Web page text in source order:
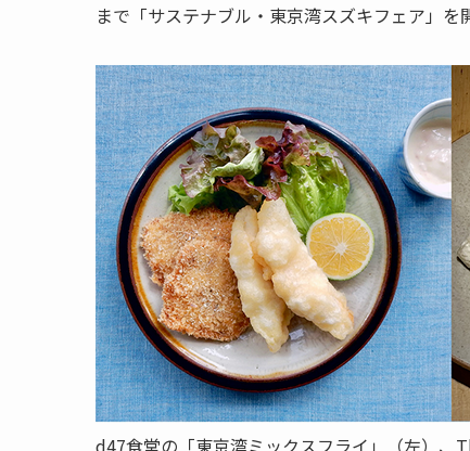
まで「サステナブル・東京湾スズキフェア」を
d47食堂の「東京湾ミックスフライ」（左）